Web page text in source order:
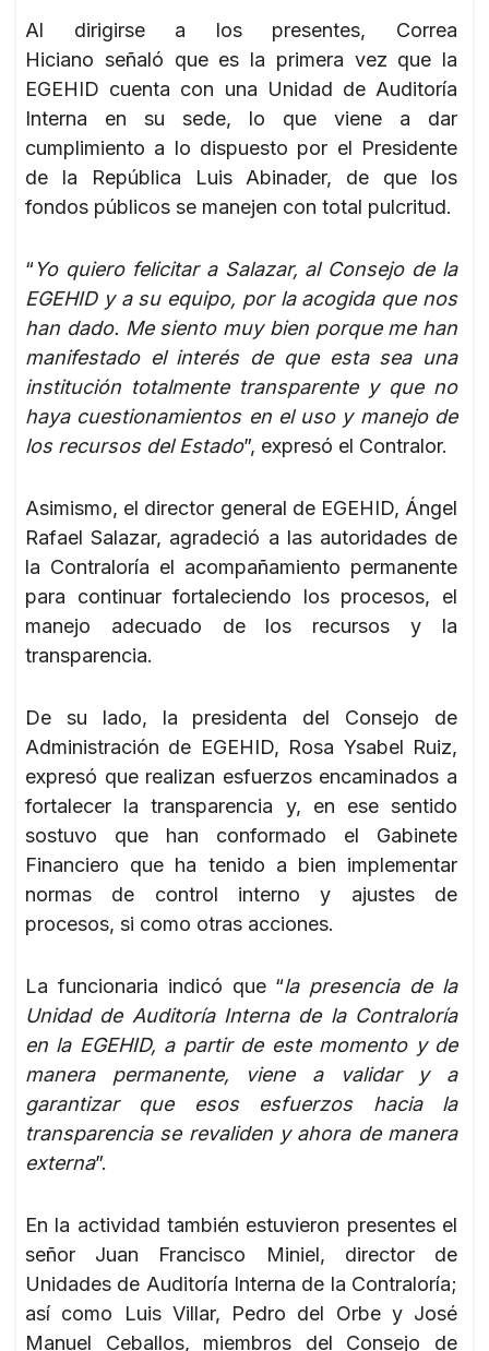
Al dirigirse a los presentes, Correa
Hiciano señaló que es la primera vez que la
EGEHID cuenta con una Unidad de Auditoría
Interna en su sede, lo que viene a dar
cumplimiento a lo dispuesto por el Presidente
de la República Luis Abinader, de que los
fondos públicos se manejen con total pulcritud.
“Yo quiero felicitar a Salazar, al Consejo de la
EGEHID y a su equipo, por la acogida que nos
han dado. Me siento muy bien porque me han
manifestado el interés de que esta sea una
institución totalmente transparente y que no
haya cuestionamientos en el uso y manejo de
los recursos del Estado”, expresó el Contralor.
Asimismo, el director general de EGEHID, Ángel
Rafael Salazar, agradeció a las autoridades de
la Contraloría el acompañamiento permanente
para continuar fortaleciendo los procesos, el
manejo adecuado de los recursos y la
transparencia.
De su lado, la presidenta del Consejo de
Administración de EGEHID, Rosa Ysabel Ruiz,
expresó que realizan esfuerzos encaminados a
fortalecer la transparencia y, en ese sentido
sostuvo que han conformado el Gabinete
Financiero que ha tenido a bien implementar
normas de control interno y ajustes de
procesos, si como otras acciones.
La funcionaria indicó que “la presencia de la
Unidad de Auditoría Interna de la Contraloría
en la EGEHID, a partir de este momento y de
manera permanente, viene a validar y a
garantizar que esos esfuerzos hacia la
transparencia se revaliden y ahora de manera
externa”.
En la actividad también estuvieron presentes el
señor Juan Francisco Miniel, director de
Unidades de Auditoría Interna de la Contraloría;
así como Luis Villar, Pedro del Orbe y José
Manuel Ceballos, miembros del Consejo de